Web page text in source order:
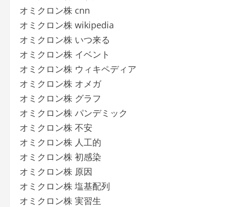
オミクロン株 cnn
オミクロン株 wikipedia
オミクロン株 いつ来る
オミクロン株 イベント
オミクロン株 ウィキペディア
オミクロン株 オメガ
オミクロン株 グラフ
オミクロン株 パンデミック
オミクロン株 不安
オミクロン株 人工的
オミクロン株 初感染
オミクロン株 原因
オミクロン株 塩基配列
オミクロン株 実習生